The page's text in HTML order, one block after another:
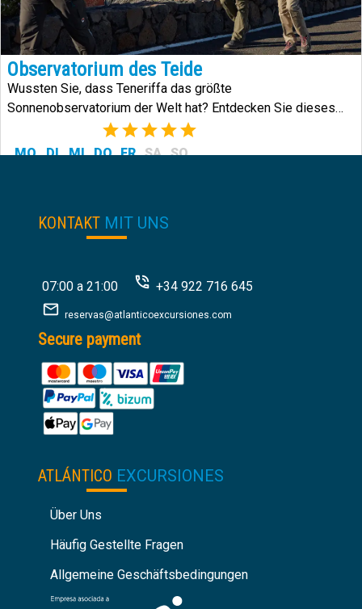
Observatorium des Teide
Wussten Sie, dass Teneriffa das größte
Sonnenobservatorium der Welt hat? Entdecken Sie dieses
spektakuläre Wissenschaftszentrum.
(2)
MO DI MI DO FR SA SO
KONTAKT MIT UNS
07:00 a 21:00 +34 922 716 645
reservas@atlanticoexcursiones.com
Secure payment
ATLÁNTICO EXCURSIONES
Über Uns
Häufig Gestellte Fragen
Allgemeine Geschäftsbedingungen